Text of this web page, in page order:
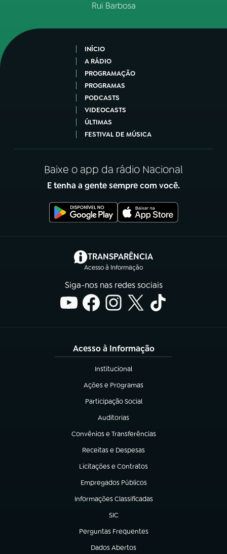
Rui Barbosa
INÍCIO
A RÁDIO
PROGRAMAÇÃO
PROGRAMAS
PODCASTS
VIDEOCASTS
ÚLTIMAS
FESTIVAL DE MÚSICA
Baixe o app da rádio Nacional
E tenha a gente sempre com você.
TRANSPARÊNCIA
Acesso à Informação
(abre em nova aba)
Siga-nos nas redes sociais
Acesso à Informação
Institucional
(abre em nova aba)
Ações e Programas
(abre em nova aba)
Participação Social
(abre em nova aba)
Auditorias
(abre em nova aba)
Convênios e Transferências
(abre em nova aba)
Receitas e Despesas
(abre em nova aba)
Licitações e Contratos
(abre em nova aba)
Empregados Públicos
(abre em nova aba)
Informações Classificadas
(abre em nova aba)
SIC
(abre em nova aba)
Perguntas Frequentes
(abre em nova aba)
Dados Abertos
(abre em nova aba)